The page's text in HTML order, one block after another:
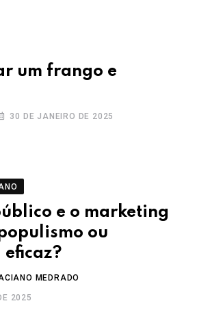
um frango e
30 DE JANEIRO DE 2025
e o marketing
ou
MEDRADO
2025